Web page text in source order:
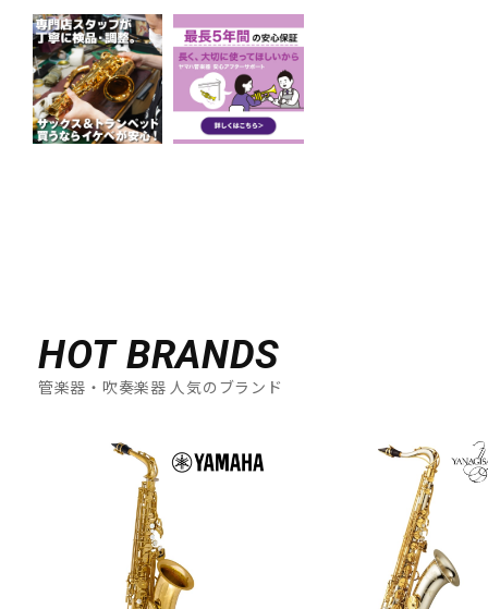
HOT BRANDS
管楽器・吹奏楽器 人気のブランド